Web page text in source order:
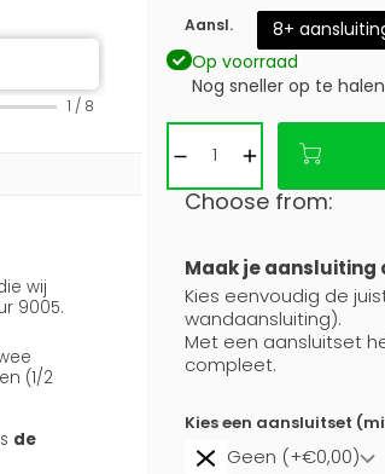
1 / 8
wij
9005.
(1/2
de
Aansl. 8+
Op voorraad
Nog sneller op te
Choose from:
Maak je aansluiting
Kies eenvoudig de
wandaansluiting).
Met een aansluitset
compleet.
Kies een aansluitset
Geen (+€0,00)